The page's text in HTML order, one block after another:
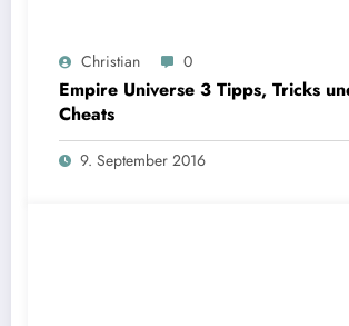
Christian 0
Empire Universe 3 Tipps, Tricks
Cheats
9. September 2016